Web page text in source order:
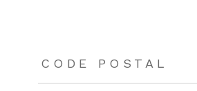
TRAD_ZEPHYR_Caracteristique
CODE POSTAL